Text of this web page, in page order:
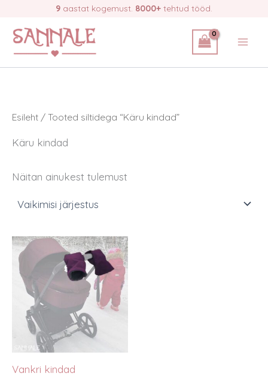
content
9 aastat kogemust. 8000+ tehtud tööd.
Esileht / Tooted siltidega “Käru kindad”
Käru kindad
Näitan ainukest tulemust
Vankri kindad